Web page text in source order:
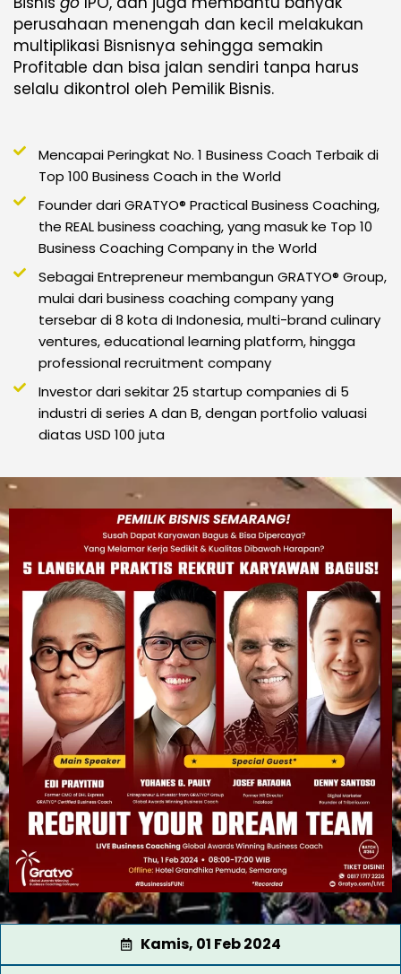
perusahaan menengah dan kecil melakukan
multiplikasi Bisnisnya sehingga semakin
Profitable dan bisa jalan sendiri tanpa harus
selalu dikontrol oleh Pemilik Bisnis.
Mencapai Peringkat No. 1 Business Coach Terbaik di
Top 100 Business Coach in the World
Founder dari GRATYO® Practical Business Coaching,
the REAL business coaching, yang masuk ke Top 10
Business Coaching Company in the World
Sebagai Entrepreneur membangun GRATYO® Group,
mulai dari business coaching company yang
tersebar di 8 kota di Indonesia, multi-brand culinary
ventures, educational learning platform, hingga
professional recruitment company
Investor dari sekitar 25 startup companies di 5
industri di series A dan B, dengan portfolio valuasi
diatas USD 100 juta
Kamis, 01 Feb 2024